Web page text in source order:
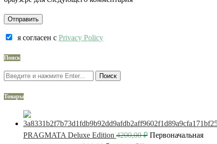
я согласен c Privacy Policy
Поиск
Поиск
Товары
PRAGMATA Deluxe Edition 4200,00₽ Первоначальная